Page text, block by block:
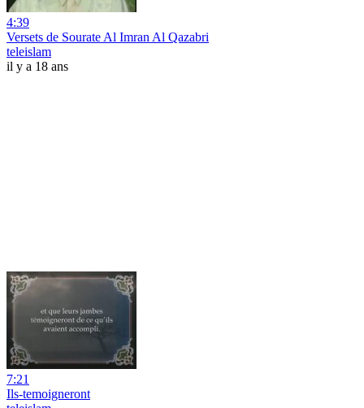
4:39
Versets de Sourate Al Imran Al Qazabri
teleislam
il y a 18 ans
7:21
Ils-temoigneront